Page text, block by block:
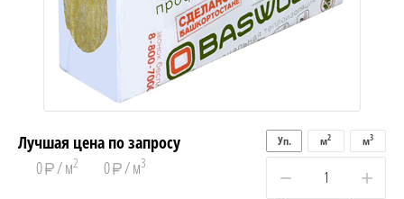
Лучшая цена по запросу
0
/ м2 0 / м3
Уп. м2 м3
− +